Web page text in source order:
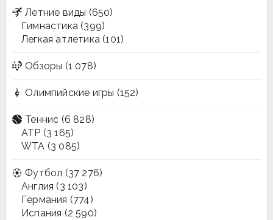
Летние виды (650)
Гимнастика (399)
Легкая атлетика (101)
Обзоры (1 078)
Олимпийские игры (152)
Теннис (6 828)
ATP (3 165)
WTA (3 085)
Футбол (37 276)
Англия (3 103)
Германия (774)
Испания (2 590)